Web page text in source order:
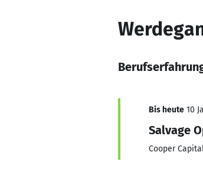
Bis heute 10
Salvage
Cooper